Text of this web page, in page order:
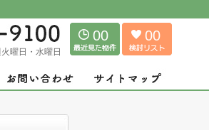
曜日・水曜日
00 00